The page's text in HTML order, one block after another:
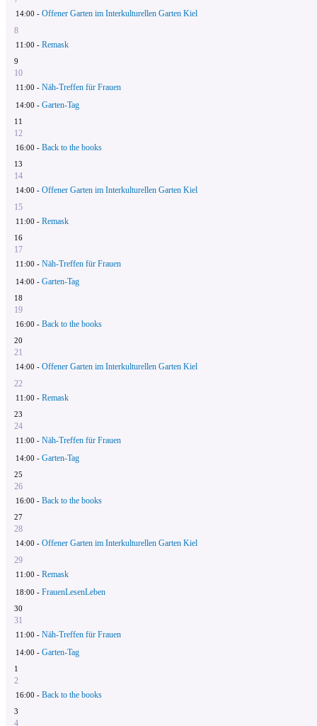
14:00 - Offener Garten im Interkulturellen Garten Kiel
8
11:00 - Remask
9
10
11:00 - Näh-Treffen für Frauen
14:00 - Garten-Tag
11
12
16:00 - Back to the books
13
14
14:00 - Offener Garten im Interkulturellen Garten Kiel
15
11:00 - Remask
16
17
11:00 - Näh-Treffen für Frauen
14:00 - Garten-Tag
18
19
16:00 - Back to the books
20
21
14:00 - Offener Garten im Interkulturellen Garten Kiel
22
11:00 - Remask
23
24
11:00 - Näh-Treffen für Frauen
14:00 - Garten-Tag
25
26
16:00 - Back to the books
27
28
14:00 - Offener Garten im Interkulturellen Garten Kiel
29
11:00 - Remask
18:00 - FrauenLesenLeben
30
31
11:00 - Näh-Treffen für Frauen
14:00 - Garten-Tag
1
2
16:00 - Back to the books
3
4